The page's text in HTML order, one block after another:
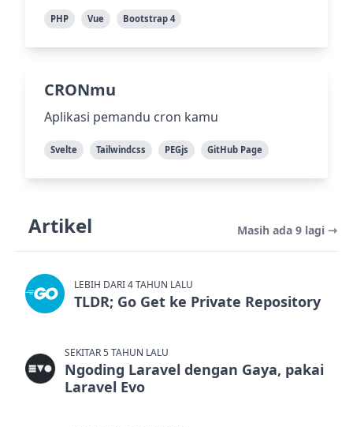
PHP Vue Bootstrap 4
CRONmu
Aplikasi pemandu cron kamu
Svelte Tailwindcss PEGjs GitHub Page
Artikel Masih ada 9 lagi ⇾
LEBIH DARI 4 TAHUN LALU
TLDR; Go Get ke Private Repository
SEKITAR 5 TAHUN LALU
Ngoding Laravel dengan Gaya, pakai
Laravel Evo